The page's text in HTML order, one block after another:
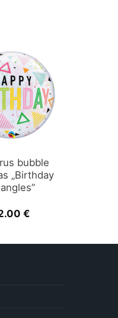
bubble
„Birthday
€